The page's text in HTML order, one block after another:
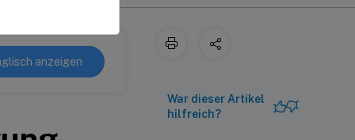
anzeigen
War dieser Artikel
hilfreich?